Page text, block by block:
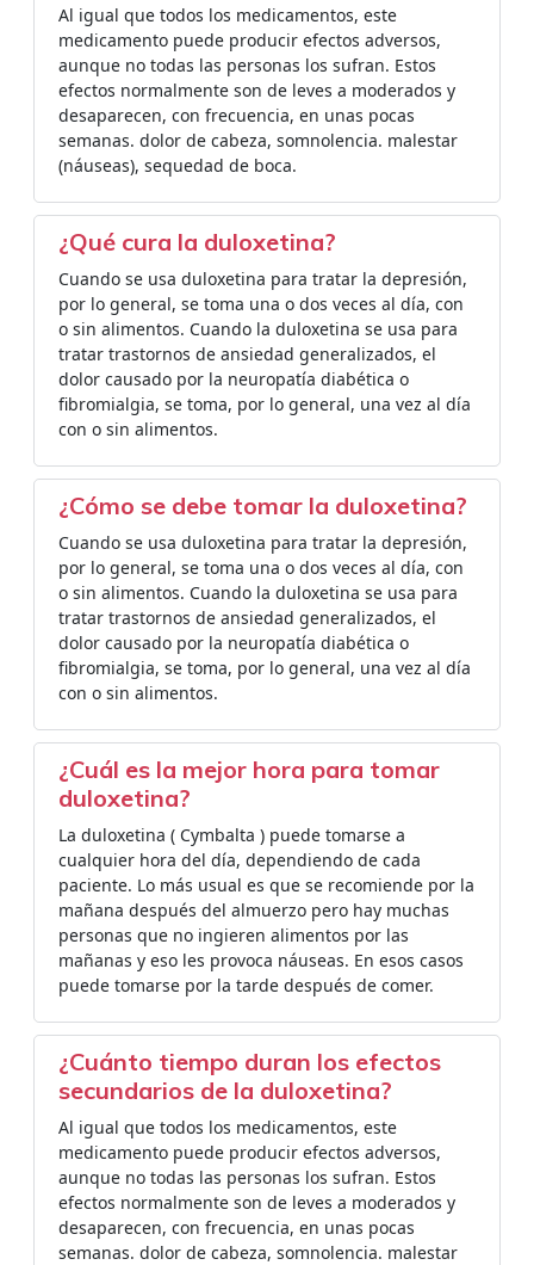
Al igual que todos los medicamentos, este
medicamento puede producir efectos adversos,
aunque no todas las personas los sufran. Estos
efectos normalmente son de leves a moderados y
desaparecen, con frecuencia, en unas pocas
semanas. dolor de cabeza, somnolencia. malestar
(náuseas), sequedad de boca.
¿Qué cura la duloxetina?
Cuando se usa duloxetina para tratar la depresión,
por lo general, se toma una o dos veces al día, con
o sin alimentos. Cuando la duloxetina se usa para
tratar trastornos de ansiedad generalizados, el
dolor causado por la neuropatía diabética o
fibromialgia, se toma, por lo general, una vez al día
con o sin alimentos.
¿Cómo se debe tomar la duloxetina?
Cuando se usa duloxetina para tratar la depresión,
por lo general, se toma una o dos veces al día, con
o sin alimentos. Cuando la duloxetina se usa para
tratar trastornos de ansiedad generalizados, el
dolor causado por la neuropatía diabética o
fibromialgia, se toma, por lo general, una vez al día
con o sin alimentos.
¿Cuál es la mejor hora para tomar
duloxetina?
La duloxetina ( Cymbalta ) puede tomarse a
cualquier hora del día, dependiendo de cada
paciente. Lo más usual es que se recomiende por la
mañana después del almuerzo pero hay muchas
personas que no ingieren alimentos por las
mañanas y eso les provoca náuseas. En esos casos
puede tomarse por la tarde después de comer.
¿Cuánto tiempo duran los efectos
secundarios de la duloxetina?
Al igual que todos los medicamentos, este
medicamento puede producir efectos adversos,
aunque no todas las personas los sufran. Estos
efectos normalmente son de leves a moderados y
desaparecen, con frecuencia, en unas pocas
semanas. dolor de cabeza, somnolencia. malestar